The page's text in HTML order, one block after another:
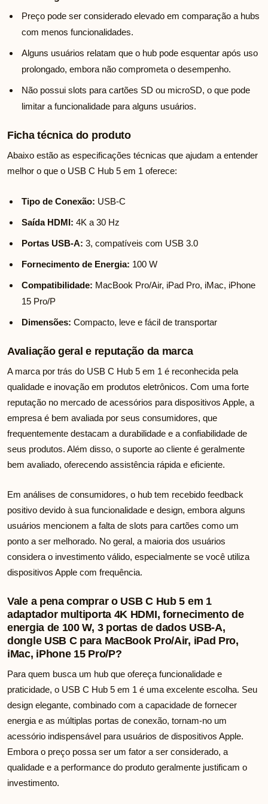
Preço pode ser considerado elevado em comparação a hubs
com menos funcionalidades.
Alguns usuários relatam que o hub pode esquentar após uso
prolongado, embora não comprometa o desempenho.
Não possui slots para cartões SD ou microSD, o que pode
limitar a funcionalidade para alguns usuários.
Ficha técnica do produto
Abaixo estão as especificações técnicas que ajudam a entender
melhor o que o USB C Hub 5 em 1 oferece:
Tipo de Conexão: USB-C
Saída HDMI: 4K a 30 Hz
Portas USB-A: 3, compatíveis com USB 3.0
Fornecimento de Energia: 100 W
Compatibilidade: MacBook Pro/Air, iPad Pro, iMac, iPhone
15 Pro/P
Dimensões: Compacto, leve e fácil de transportar
Avaliação geral e reputação da marca
A marca por trás do USB C Hub 5 em 1 é reconhecida pela
qualidade e inovação em produtos eletrônicos. Com uma forte
reputação no mercado de acessórios para dispositivos Apple, a
empresa é bem avaliada por seus consumidores, que
frequentemente destacam a durabilidade e a confiabilidade de
seus produtos. Além disso, o suporte ao cliente é geralmente
bem avaliado, oferecendo assistência rápida e eficiente.
Em análises de consumidores, o hub tem recebido feedback
positivo devido à sua funcionalidade e design, embora alguns
usuários mencionem a falta de slots para cartões como um
ponto a ser melhorado. No geral, a maioria dos usuários
considera o investimento válido, especialmente se você utiliza
dispositivos Apple com frequência.
Vale a pena comprar o USB C Hub 5 em 1
adaptador multiporta 4K HDMI, fornecimento de
energia de 100 W, 3 portas de dados USB-A,
dongle USB C para MacBook Pro/Air, iPad Pro,
iMac, iPhone 15 Pro/P?
Para quem busca um hub que ofereça funcionalidade e
praticidade, o USB C Hub 5 em 1 é uma excelente escolha. Seu
design elegante, combinado com a capacidade de fornecer
energia e as múltiplas portas de conexão, tornam-no um
acessório indispensável para usuários de dispositivos Apple.
Embora o preço possa ser um fator a ser considerado, a
qualidade e a performance do produto geralmente justificam o
investimento.